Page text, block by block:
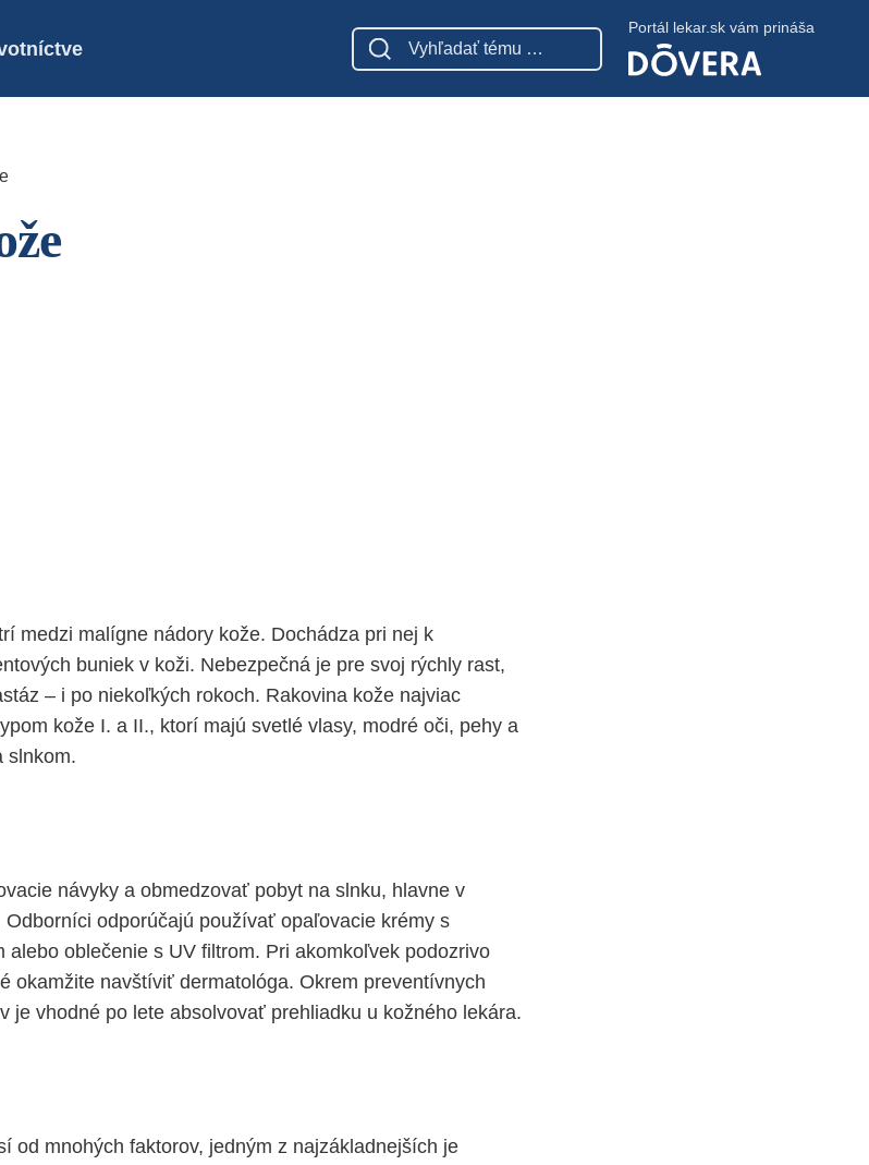
Portál lekar.sk vám prináša
medzi malígne nádory kože. Dochádza pri nej k
buniek v koži. Nebezpečná je pre svoj rýchly rast,
– i po niekoľkých rokoch. Rakovina kože najviac
kože I. a II., ktorí majú svetlé vlasy, modré oči, pehy a
slnkom.
návyky a obmedzovať pobyt na slnku, hlavne v
odporúčajú používať opaľovacie krémy s
alebo oblečenie s UV filtrom. Pri akomkoľvek podozrivo
okamžite navštíviť dermatológa. Okrem preventívnych
je vhodné po lete absolvovať prehliadku u kožného lekára.
od mnohých faktorov, jedným z najzákladnejších je